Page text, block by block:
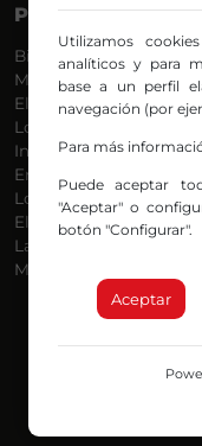
PROGRAMAS
Bilbosport
Más Música
El Madrugador
Lo Más Nuevo
Informativos
En Ruta
Locos por la Música
El Supermadrugador
La Mañana de Radio
Más Madrugada
Utilizamos
analíticos y para
base a un perfil
navegación (por
Para más
Puede aceptar
"Aceptar" o
botón "Configurar".
Aceptar